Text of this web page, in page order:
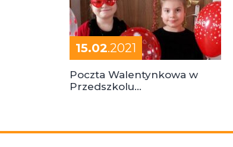
15.02.2021
Poczta Walentynkowa w
Przedszkolu